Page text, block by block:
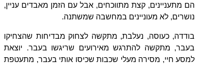
הם מתעניינים, קצת מתווכחים, אבל עם הזמן מאבדים עניין,
נושרים, לא מעוניינים במחשבה שמשתנה.
בודדה, כעוסה, נעלבת, מתקשה לצחוק מבדיחות שהצחיקו
בעבר, מתקשה להתרגש מאירועים שריגשו בעבר. יוצאת
למסע חיי, מסירה מעלי שכבות שכיסו אותי בעבר, מתעטפת